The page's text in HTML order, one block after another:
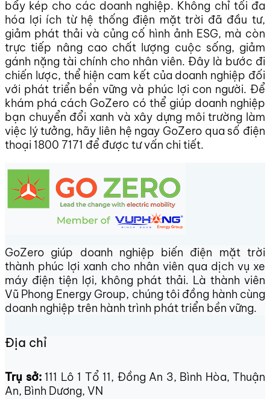
bẩy kép cho các doanh nghiệp. Không chỉ tối đa
hóa lợi ích từ hệ thống điện mặt trời đã đầu tư,
giảm phát thải và củng cố hình ảnh ESG, mà còn
trực tiếp nâng cao chất lượng cuộc sống, giảm
gánh nặng tài chính cho nhân viên. Đây là bước đi
chiến lược, thể hiện cam kết của doanh nghiệp đối
với phát triển bền vững và phúc lợi con người. Để
khám phá cách GoZero có thể giúp doanh nghiệp
bạn chuyển đổi xanh và xây dựng môi trường làm
việc lý tưởng, hãy liên hệ ngay GoZero qua số điện
thoại 1800 7171 để được tư vấn chi tiết.
GoZero giúp doanh nghiệp biến điện mặt trời
thành phúc lợi xanh cho nhân viên qua dịch vụ xe
máy điện tiện lợi, không phát thải. Là thành viên
Vũ Phong Energy Group, chúng tôi đồng hành cùng
doanh nghiệp trên hành trình phát triển bền vững.
Địa chỉ
Trụ sở:111 Lô 1 Tổ 11, Đồng An 3, Bình Hòa, Thuận
An, Bình Dương, VN